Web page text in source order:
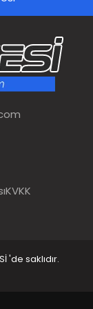
KVKK
'de saklıdır.